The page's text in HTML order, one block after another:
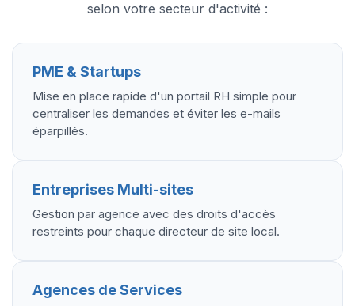
selon votre secteur d'activité :
PME & Startups
Mise en place rapide d'un portail RH simple pour
centraliser les demandes et éviter les e-mails
éparpillés.
Entreprises Multi-sites
Gestion par agence avec des droits d'accès
restreints pour chaque directeur de site local.
Agences de Services